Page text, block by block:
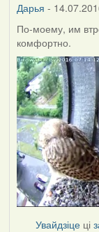
Дарья -
По-моему, им
комфортно.
Увайдзіце ці